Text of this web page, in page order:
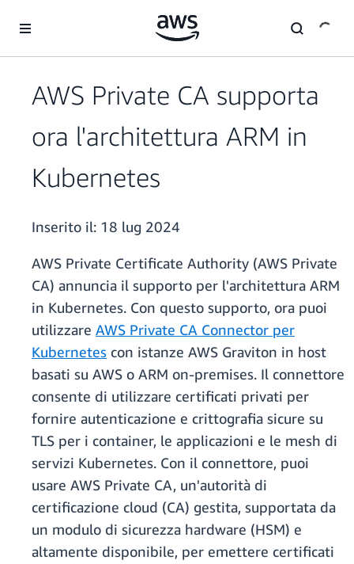
AWS Private CA supporta
ora l'architettura ARM in
Kubernetes
Inserito il: 18 lug 2024
AWS Private Certificate Authority (AWS Private
CA) annuncia il supporto per l'architettura ARM
in Kubernetes. Con questo supporto, ora puoi
utilizzare AWS Private CA Connector per
Kubernetes con istanze AWS Graviton in host
basati su AWS o ARM on-premises. Il connettore
consente di utilizzare certificati privati per
fornire autenticazione e crittografia sicure su
TLS per i container, le applicazioni e le mesh di
servizi Kubernetes. Con il connettore, puoi
usare AWS Private CA, un'autorità di
certificazione cloud (CA) gestita, supportata da
un modulo di sicurezza hardware (HSM) e
altamente disponibile, per emettere certificati